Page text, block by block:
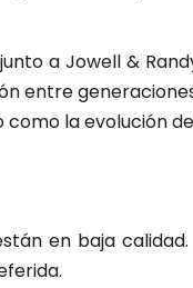
a Jowell &
entre
la evolución
en baja